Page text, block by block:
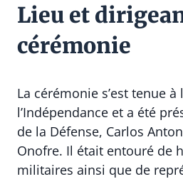
Lieu et
cérémonie
La cérémonie s’est tenue à
l’Indépendance et a été
de la Défense, Carlos
Onofre. Il était entouré de
militaires ainsi que de